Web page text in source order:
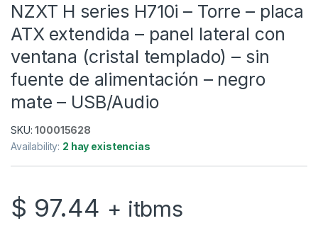
NZXT H series H710i – Torre – placa
ATX extendida – panel lateral con
ventana (cristal templado) – sin
fuente de alimentación – negro
mate – USB/Audio
SKU:100015628
Availability: 2 hay existencias
$ 97.44 + itbms